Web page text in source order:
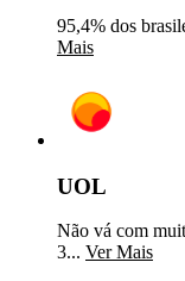
95,4% dos
Mais
UOL
Não vá com
3... Ver Mais